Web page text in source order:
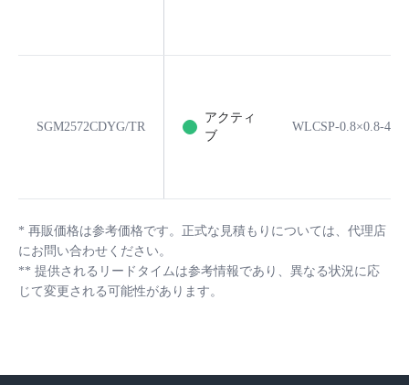
SGM2572CDYG/TR
アクティ
ブ
WLCSP-0.8×0.8-4B
* 再販価格は参考価格です。正式な見積もりについては、代理店
にお問い合わせください。
** 提供されるリードタイムは参考情報であり、異なる状況に応
じて変更される可能性があります。